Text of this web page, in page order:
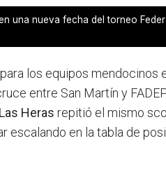
una nueva fecha del torneo
los equipos mendocinos
entre San Martín y
Heras repitió el mismo
escalando en la tabla de